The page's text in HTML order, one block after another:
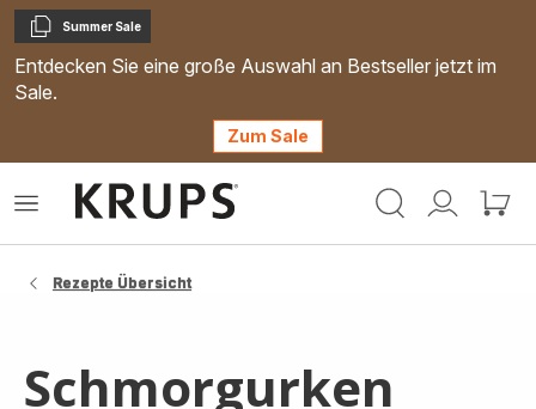
Kopieren
Summer Sale
Entdecken Sie eine große Auswahl an Bestseller jetzt im
Sale.
Zum Sale
Mein
Mein
Das
Rezepte Übersicht
Schmorgurken